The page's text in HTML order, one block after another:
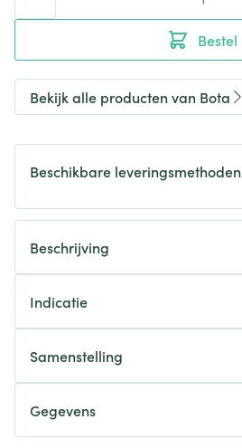
Bestel
Bekijk alle producten van Bota
Beschikbare leveringsmethoden
Beschrijving
Indicatie
Samenstelling
Gegevens